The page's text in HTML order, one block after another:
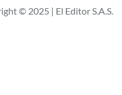
a
© 2025 | El Editor S.A.S.